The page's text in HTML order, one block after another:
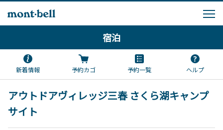
宿泊
新着情報 予約カゴ 予約一覧 ヘルプ
アウトドアヴィレッジ三春 さくら湖キャンプ
サイト